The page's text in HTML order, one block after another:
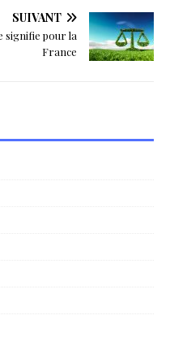
SUIVANT
signifie pour la
France